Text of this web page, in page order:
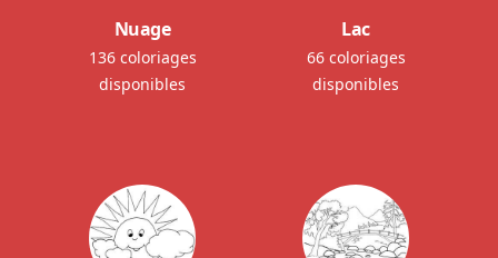
Nuage
136 coloriages
disponibles
Lac
66 coloriages
disponibles